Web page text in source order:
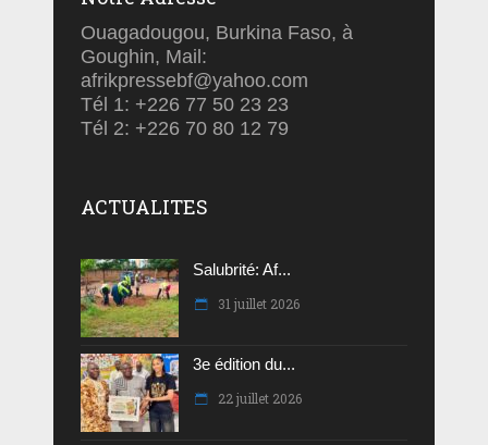
Ouagadougou, Burkina Faso, à
Goughin, Mail:
afrikpressebf@yahoo.com
Tél 1: +226 77 50 23 23
Tél 2: +226 70 80 12 79
ACTUALITES
Salubrité: Af...
31 juillet 2026
3e édition du...
22 juillet 2026